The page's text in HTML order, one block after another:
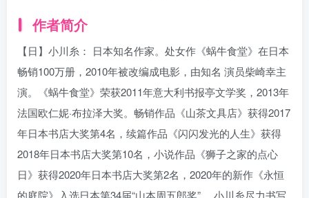
作者简介
【日】小川糸： 日本知名作家。处女作《蜗牛食堂》在日本
畅销100万册，2010年被改编成电影，由知名 演员柴崎幸主
演。《蜗牛食堂》荣获2011年意大利书报亭文学奖，2013年
法国欧仁妮·布拉泽大奖。畅销作品《山茶文具店》获得2017
年日本书店大奖第4名，续篇作品《闪闪发光的人生》获得
2018年日本书店大奖第10名，小说作品《狮子之家的点心
日》获得2020年日本书店大奖第2名，2020年的新作《永恒
的庭院》入选日本第34届“山本周五郎奖”。 小川糸尽力书写